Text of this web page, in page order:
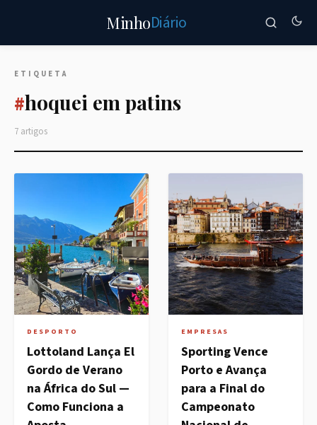
MinhoDiário
ETIQUETA
#hoquei em patins
7 artigos
DESPORTO
Lottoland Lança El
Gordo de Verano
na África do Sul —
Como Funciona a
EMPRESAS
Sporting Vence
Porto e Avança
para a Final do
Campeonato